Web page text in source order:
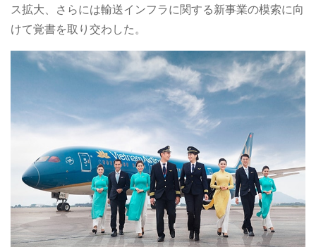
ス拡大、さらには輸送インフラに関する新事業の模索に向
けて覚書を取り交わした。